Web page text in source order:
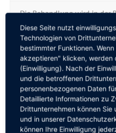
Die Behandlung wird in der
schmerzfrei empfunden.
das Auge entsprechend
betäubt.
Wie lange dauert die
Star-OP?
Welche Linse ist die
Kann man nach der OP
Diese Seite nutzt
Technologien von
bestimmter Funktionen.
akzeptieren" klicken, werden
(Einwilligung). Nach der
und die betroffenen
personenbezogenen Daten
Detaillierte Informationen zu
Drittunternehmen können
und in unserer
können Ihre Einwilligung